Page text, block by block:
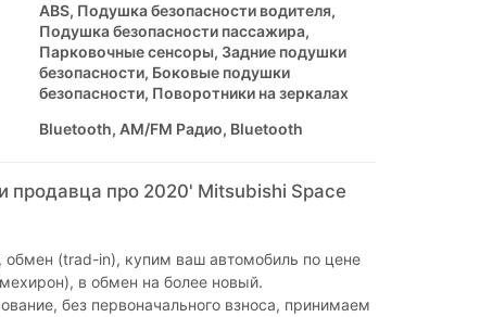
ABS, Подушка безопасности водителя,
Подушка безопасности пассажира,
Парковочные сенсоры, Задние подушки
безопасности, Боковые подушки
безопасности, Поворотники на зеркалах
Bluetooth, AM/FM Радио, Bluetooth
продавца про 2020' Mitsubishi Space
обмен (trad-in), купим ваш автомобиль по цене
в обмен на более новый.
без первоначального взноса, принимаем